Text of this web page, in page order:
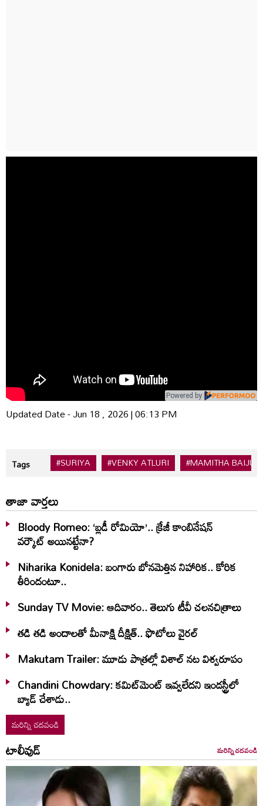
Powered by
Updated Date - Jun 18 , 2026 | 06:13 PM
Tags #SURIYA #VENKY ATLURI #MAMITHA BAIJU
తాజా వార్తలు
Bloody Romeo: ‘బ్లడీ రోమియో’.. క్రేజీ కాంబినేషన్
వర్కౌట్ అయినట్టేనా?
Niharika Konidela: బంగారు బోనమెత్తిన నిహారిక.. కోరిక
తీరిందంటూ..
Sunday TV Movie: ఆదివారం.. తెలుగు టీవీ చ‌ల‌న‌చిత్రాలు
తడి తడి అందాలతో మీనాక్షి దీక్షిత్‌.. ఫొటోలు వైరల్
Makutam Trailer: మూడు పాత్రల్లో విశాల్ నట విశ్వరూపం
Chandini Chowdary: కమిట్‌మెంట్ ఇవ్వలేదని ఇండస్ట్రీలో
బ్యాడ్ చేశాడు..
మరిన్ని చదవండి
టాలీవుడ్ మరిన్ని చదవండి